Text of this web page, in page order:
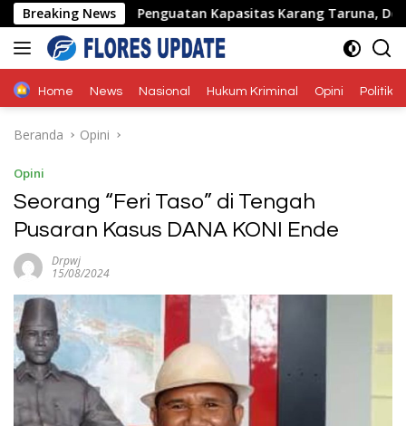
Langsung
ke
konten
Breaking News
Penguatan Kapasitas Karang Taruna, Dosen Unwira
Home News Nasional Hukum Kriminal Opini Politik
Beranda Opini
Opini
Seorang “Feri Taso” di Tengah
Pusaran Kasus DANA KONI Ende
Drpwj
15/08/2024